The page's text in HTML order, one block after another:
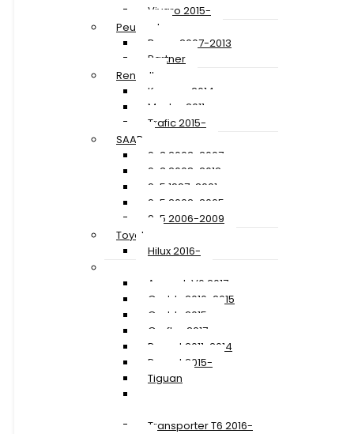
Vivaro 2015-
Peugeot
Boxer 2007-2013
Partner
Renault
Kangoo 2014-
Master 2011-
Trafic 2015-
SAAB
9-3 2003-2007
9-3 2008-2012
9-5 1997-2001
9-5 2002-2005
9-5 2006-2009
Toyota
Hilux 2016-
Amarok V6 2017-
Caddy 2010-2015
Caddy 2015-
Crafter 2017-
Passat 2011-2014
Passat 2015-
Tiguan
Transporter T6 2016-